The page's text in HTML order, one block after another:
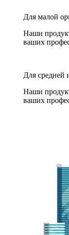
Для малой
Наши
ваших
Для средней
Наши
ваших